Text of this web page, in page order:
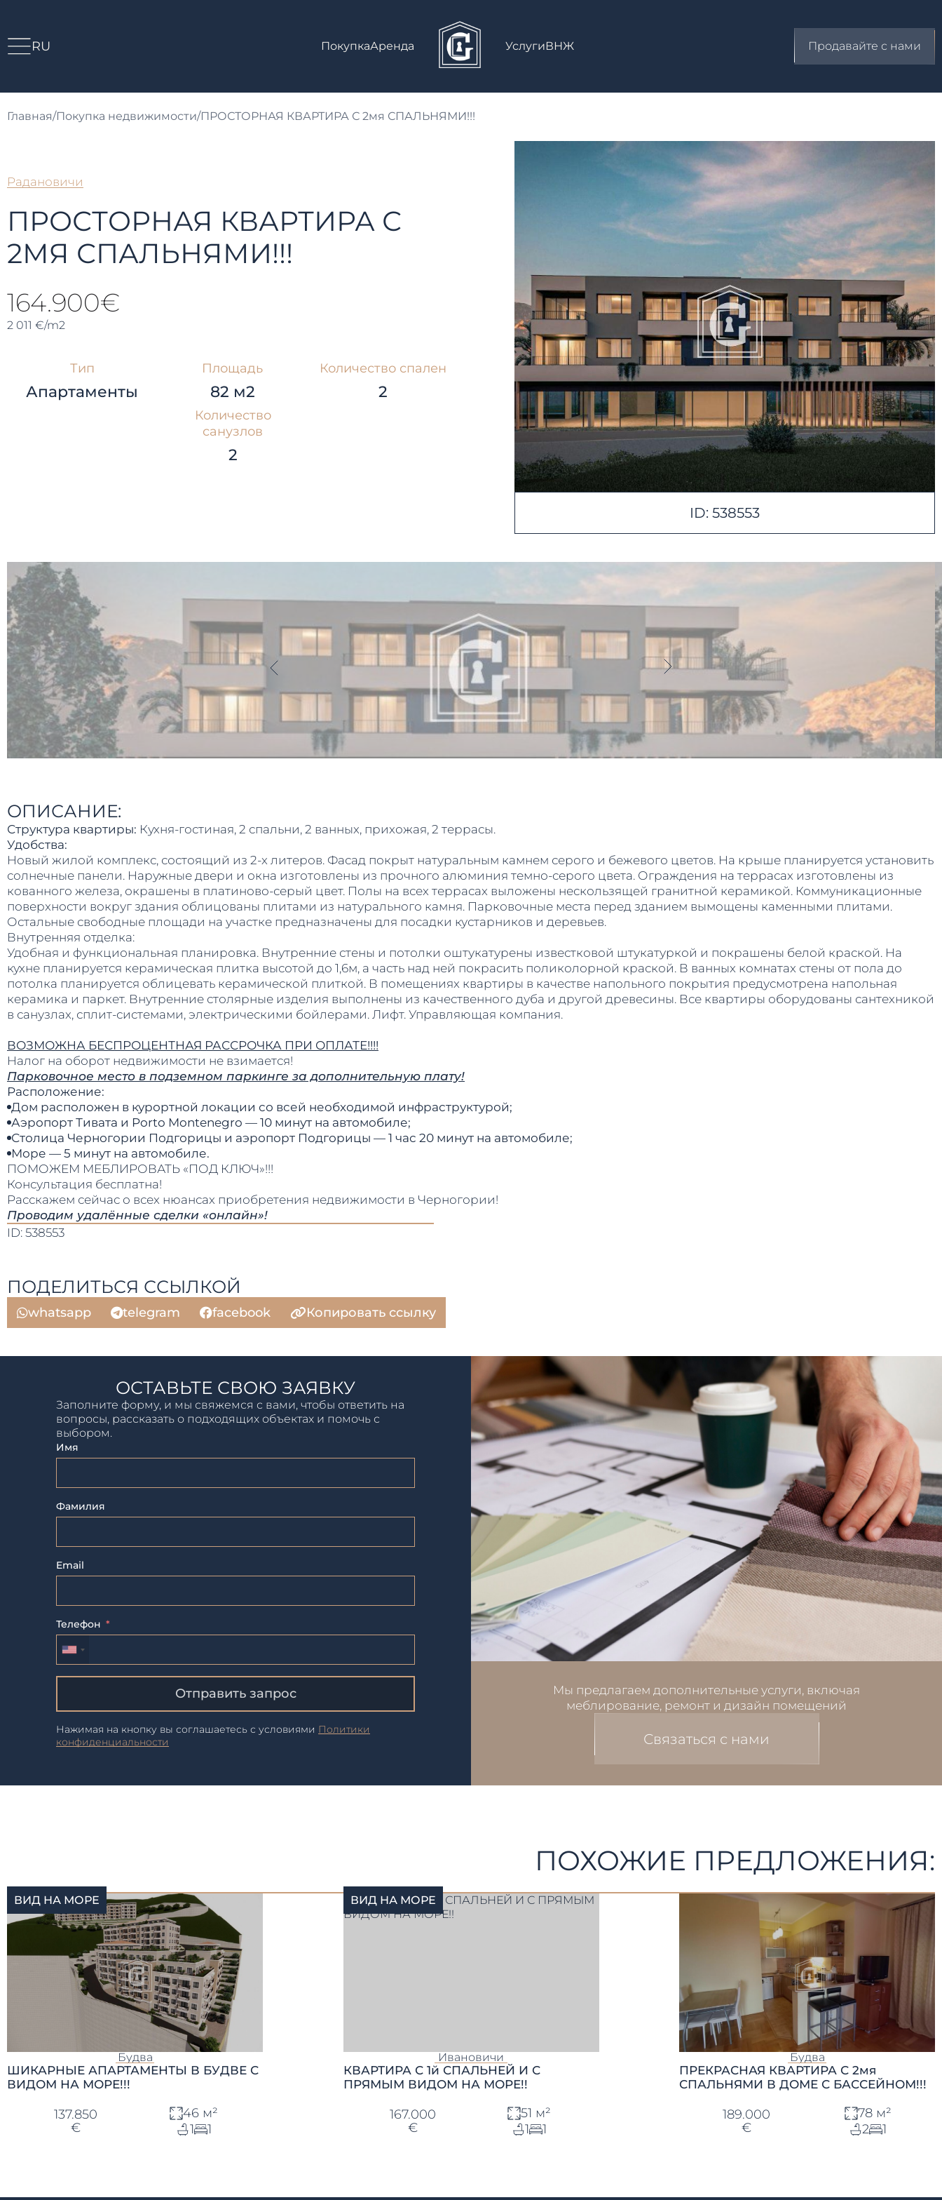
RU ПокупкаАренда УслугиВНЖ Продавайте с нами
Главная/Покупка недвижимости/ПРОСТОРНАЯ КВАРТИРА С 2мя СПАЛЬНЯМИ!!!
Радановичи
ПРОСТОРНАЯ КВАРТИРА С
2МЯ СПАЛЬНЯМИ!!!
164.900€
2 011 €/m2
Тип
Апартаменты
Площадь
82 м2
Количество спален
2
Количество
санузлов
2
ID: 538553
ОПИСАНИЕ:
Структура квартиры: Кухня-гостиная, 2 спальни, 2 ванных, прихожая, 2 террасы.
Удобства:
Новый жилой комплекс, состоящий из 2-х литеров. Фасад покрыт натуральным камнем серого и бежевого цветов. На крыше планируется установить
солнечные панели. Наружные двери и окна изготовлены из прочного алюминия темно-серого цвета. Ограждения на террасах изготовлены из
кованного железа, окрашены в платиново-серый цвет. Полы на всех террасах выложены нескользящей гранитной керамикой. Коммуникационные
поверхности вокруг здания облицованы плитами из натурального камня. Парковочные места перед зданием вымощены каменными плитами.
Остальные свободные площади на участке предназначены для посадки кустарников и деревьев.
Внутренняя отделка:
Удобная и функциональная планировка. Внутренние стены и потолки оштукатурены известковой штукатуркой и покрашены белой краской. На
кухне планируется керамическая плитка высотой до 1,6м, а часть над ней покрасить поликолорной краской. В ванных комнатах стены от пола до
потолка планируется облицевать керамической плиткой. В помещениях квартиры в качестве напольного покрытия предусмотрена напольная
керамика и паркет. Внутренние столярные изделия выполнены из качественного дуба и другой древесины. Все квартиры оборудованы сантехникой
в санузлах, сплит-системами, электрическими бойлерами. Лифт. Управляющая компания.
ВОЗМОЖНА БЕСПРОЦЕНТНАЯ РАССРОЧКА ПРИ ОПЛАТЕ!!!!
​​​​​​​Налог на оборот недвижимости не взимается!
Парковочное место в подземном паркинге за дополнительную плату!
Расположение:
Дом расположен в курортной локации со всей необходимой инфраструктурой;
Аэропорт Тивата и Porto Montenegro — 10 минут на автомобиле;
Столица Черногории Подгорицы и аэропорт Подгорицы — 1 час 20 минут на автомобиле;
Море — 5 минут на автомобиле.
ПОМОЖЕМ МЕБЛИРОВАТЬ «ПОД КЛЮЧ»!!!
Консультация бесплатна!
Расскажем сейчас о всех нюансах приобретения недвижимости в Черногории!
Проводим удалённые сделки «онлайн»!
ID: 538553
ПОДЕЛИТЬСЯ ССЫЛКОЙ
whatsapp telegram facebook Копировать ссылку
ОСТАВЬТЕ СВОЮ ЗАЯВКУ
Заполните форму, и мы свяжемся с вами, чтобы ответить на
вопросы, рассказать о подходящих объектах и помочь с
выбором.
Имя
Фамилия
Email
Телефон
Отправить запрос
Нажимая на кнопку вы соглашаетесь с условиями Политики
конфиденциальности
Мы предлагаем дополнительные услуги, включая
меблирование, ремонт и дизайн помещений
Связаться с нами
ПОХОЖИЕ ПРЕДЛОЖЕНИЯ:
ВИД НА МОРЕ
Будва
ШИКАРНЫЕ АПАРТАМЕНТЫ В БУДВЕ С
ВИДОМ НА МОРЕ!!!
137.850
€
46 м²
1
1
ВИД НА МОРЕ
Ивановичи
КВАРТИРА С 1й СПАЛЬНЕЙ И С
ПРЯМЫМ ВИДОМ НА МОРЕ!!
167.000
€
51 м²
1
1
Будва
ПРЕКРАСНАЯ КВАРТИРА С 2мя
СПАЛЬНЯМИ В ДОМЕ С БАССЕЙНОМ!!!
189.000
€
78 м²
2
1